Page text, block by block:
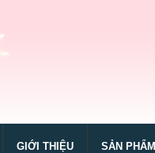
GIỚI THIỆU SẢN PHẨM